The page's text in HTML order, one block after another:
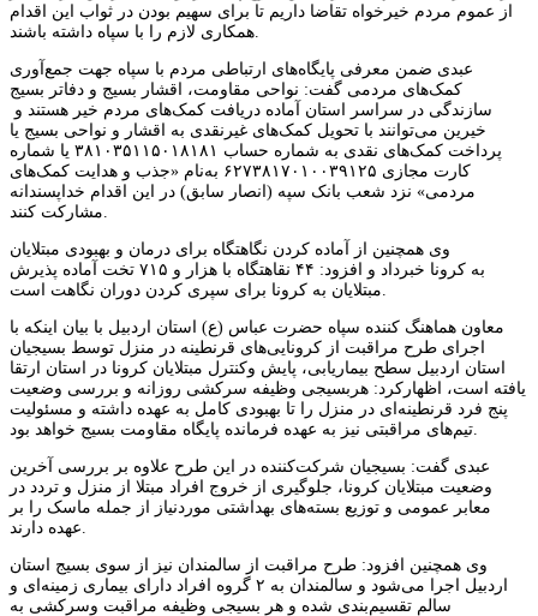
از عموم مردم خیرخواه تقاضا داریم تا برای سهیم بودن در ثواب این اقدام
عبدی ضمن معرفی پایگاه‌های ارتباطی مردم با سپاه جهت جمع‌آوری
کمک‌های مردمی گفت: نواحی مقاومت، اقشار بسیج و دفاتر بسیج
سازندگی در سراسر استان آماده دریافت کمک‌های مردم خیر هستند و
خیرین می‌توانند با تحویل کمک‌های غیرنقدی به اقشار و نواحی بسیج یا
پرداخت کمک‌های نقدی به شماره حساب ۳۸۱۰۳۵۱۱۵۰۱۸۱۸۱ یا شماره
کارت مجازی ۶۲۷۳۸۱۷۰۱۰۰۳۹۱۲۵ به‌نام «جذب و هدایت کمک‌های
مردمی» نزد شعب بانک سپه (انصار سابق) در این اقدام خداپسندانه
وی همچنین از آماده کردن نگاهتگاه برای درمان و بهبودی مبتلایان
به کرونا خبرداد و افزود: ۴۴ نقاهتگاه با هزار و ۷۱۵ تخت آماده پذیرش
معاون هماهنگ کننده سپاه حضرت عباس (ع) استان اردبیل با بیان اینکه با
اجرای طرح مراقبت از کرونایی‌های قرنطینه در منزل توسط بسیجیان
استان اردبیل سطح بیماریابی، پایش وکنترل مبتلایان کرونا در استان ارتقا
یافته است، اظهارکرد: هربسیجی وظیفه سرکشی روزانه و بررسی وضعیت
پنج فرد قرنطینه‌ای در منزل را تا بهبودی کامل به عهده داشته و مسئولیت
عبدی گفت: بسیجیان شرکت‌کننده در این طرح علاوه بر بررسی آخرین
وضعیت مبتلایان کرونا، جلوگیری از خروج افراد مبتلا از منزل و تردد در
معابر عمومی و توزیع بسته‌های بهداشتی موردنیاز از جمله ماسک را بر
وی همچنین افزود: طرح مراقبت از سالمندان نیز از سوی بسیج استان
اردبیل اجرا می‌شود و سالمندان به ۲ گروه افراد دارای بیماری زمینه‌ای و
سالم تقسیم‌بندی شده و هر بسیجی وظیفه مراقبت وسرکشی به